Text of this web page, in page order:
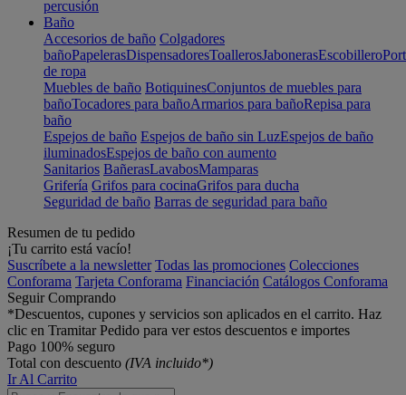
percusión
Baño
Accesorios de baño Colgadores
bañoPapelerasDispensadoresToallerosJabonerasEscobillero
de ropa
Muebles de baño BotiquinesConjuntos de muebles para
bañoTocadores para bañoArmarios para bañoRepisa para
baño
Espejos de baño Espejos de baño sin LuzEspejos de baño
iluminadosEspejos de baño con aumento
Sanitarios BañerasLavabosMamparas
Grifería Grifos para cocinaGrifos para ducha
Seguridad de baño Barras de seguridad para baño
Resumen de tu pedido
¡Tu carrito está vacío!
Suscríbete a la newsletter Todas las promociones Colecciones
Conforama Tarjeta Conforama Financiación Catálogos Conforama
Seguir Comprando
*Descuentos, cupones y servicios son aplicados en el carrito. Haz
clic en Tramitar Pedido para ver estos descuentos e importes
Pago 100% seguro
Total con descuento (IVA incluido*)
Ir Al Carrito